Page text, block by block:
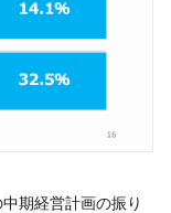
期経営計画の振り